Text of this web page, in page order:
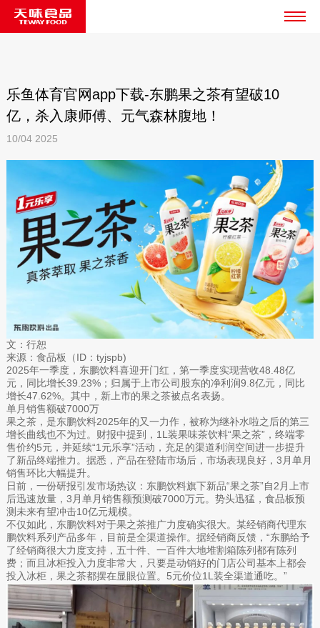
乐鱼体育官网app下载-东鹏果之茶有望破10
亿，杀入康师傅、元气森林腹地！
10/04 2025
文：行恕
来源：食品板（ID：tyjspb)
2025年一季度，东鹏饮料喜迎开门红，第一季度实现营收48.48亿
元，同比增长39.23%；归属于上市公司股东的净利润9.8亿元，同比
增长47.62%。其中，新上市的果之茶被点名表扬。
单月销售额破7000万
果之茶，是东鹏饮料2025年的又一力作，被称为继补水啦之后的第三
增长曲线也不为过。财报中提到，1L装果味茶饮料“果之茶”，终端零
售价约5元，并延续“1元乐享”活动，充足的渠道利润空间进一步提升
了新品终端推力。据悉，产品在登陆市场后，市场表现良好，3月单月
销售环比大幅提升。
日前，一份研报引发市场热议：东鹏饮料旗下新品“果之茶”自2月上市
后迅速放量，3月单月销售额预测破7000万元。势头迅猛，食品板预
测未来有望冲击10亿元规模。
不仅如此，东鹏饮料对于果之茶推广力度确实很大。某经销商代理东
鹏饮料系列产品多年，目前是全渠道操作。据经销商反馈，“东鹏给予
了经销商很大力度支持，五十件、一百件大地堆割箱陈列都有陈列
费；而且冰柜投入力度非常大，只要是动销好的门店公司基本上都会
投入冰柜，果之茶都摆在显眼位置。5元价位1L装全渠道通吃。”